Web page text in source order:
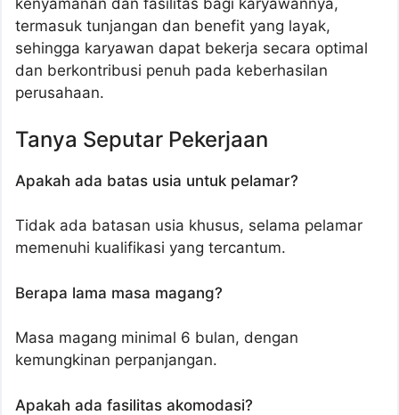
kenyamanan dan fasilitas bagi karyawannya,
termasuk tunjangan dan benefit yang layak,
sehingga karyawan dapat bekerja secara optimal
dan berkontribusi penuh pada keberhasilan
perusahaan.
Tanya Seputar Pekerjaan
Apakah ada batas usia untuk pelamar?
Tidak ada batasan usia khusus, selama pelamar
memenuhi kualifikasi yang tercantum.
Berapa lama masa magang?
Masa magang minimal 6 bulan, dengan
kemungkinan perpanjangan.
Apakah ada fasilitas akomodasi?